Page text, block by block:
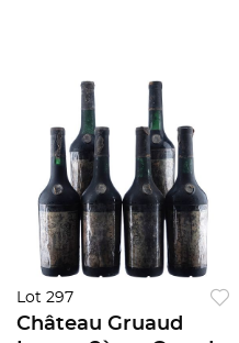
Lot 297
Château Gruaud